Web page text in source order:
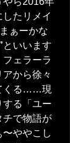
たリメイ
ぁーかな
といいます
ェラーラ
から徐々
くる……現
る「ユー
チで物語が
ややこし